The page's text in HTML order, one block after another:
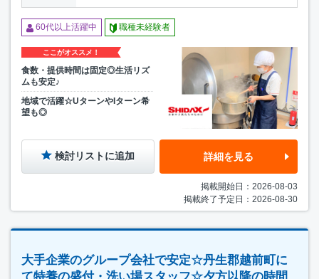
60代以上活躍中 職種未経験者
ここがオススメ！
食数・提供時間は固定◎生活リズ
ムも安定♪
地域で活躍☆UターンやIターン希
望も◎
検討リストに追加 詳細を見る
掲載開始日：2026-08-03
掲載終了予定日：2026-08-30
大手企業のグループ会社で安定☆丹生郡越前町に